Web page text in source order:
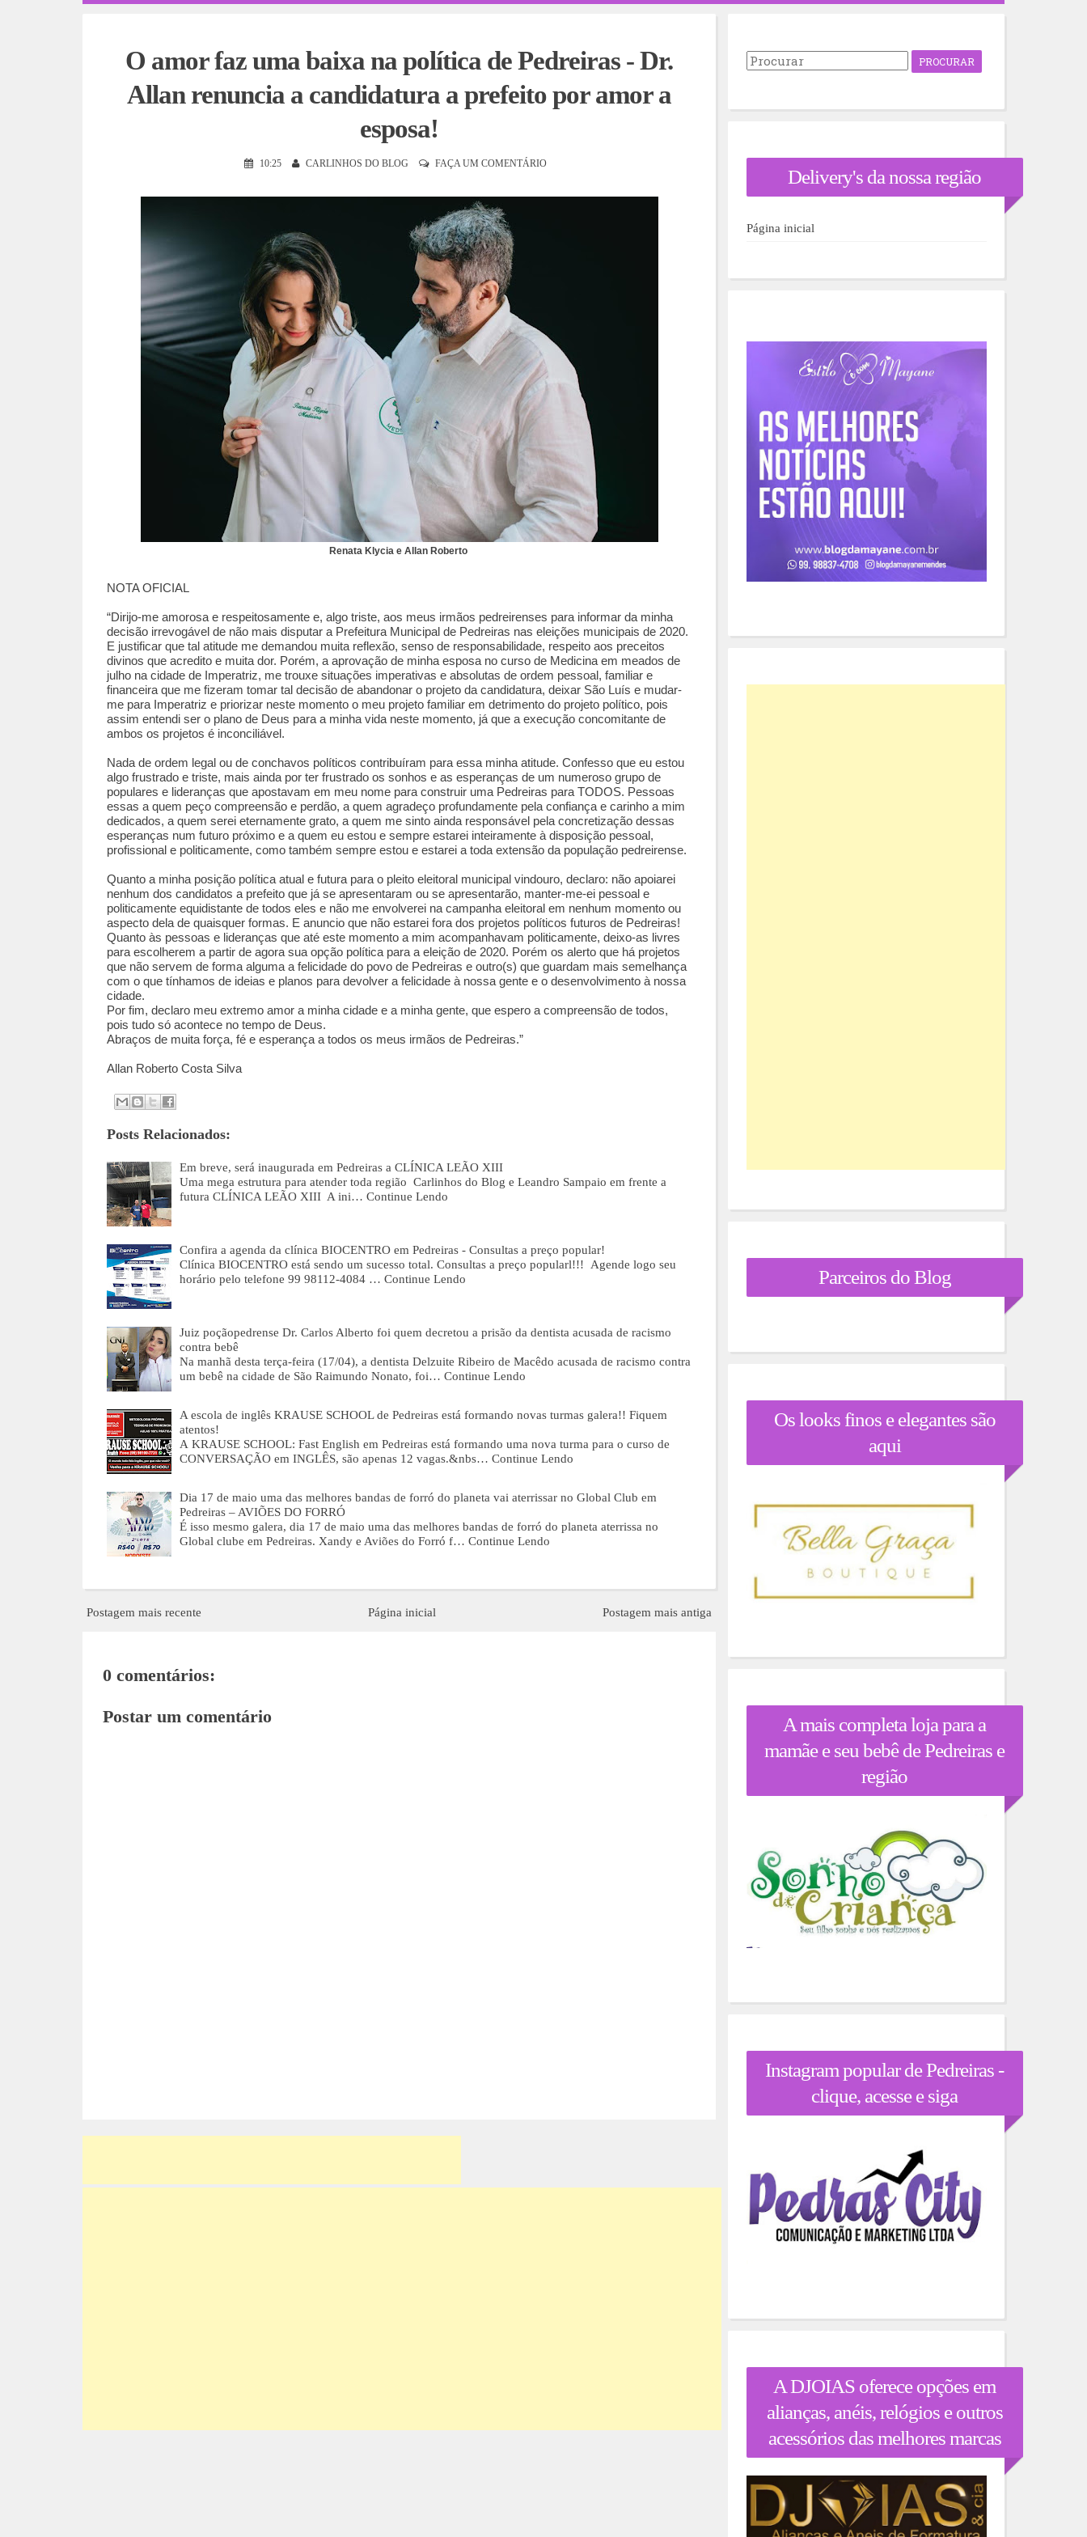
O amor faz uma baixa na política de Pedreiras - Dr.
Allan renuncia a candidatura a prefeito por amor a
esposa!
10:25 CARLINHOS DO BLOG FAÇA UM COMENTÁRIO
Renata Klycia e Allan Roberto
NOTA OFICIAL
“Dirijo-me amorosa e respeitosamente e, algo triste, aos meus irmãos pedreirenses para informar da minha
decisão irrevogável de não mais disputar a Prefeitura Municipal de Pedreiras nas eleições municipais de 2020.
E justificar que tal atitude me demandou muita reflexão, senso de responsabilidade, respeito aos preceitos
divinos que acredito e muita dor. Porém, a aprovação de minha esposa no curso de Medicina em meados de
julho na cidade de Imperatriz, me trouxe situações imperativas e absolutas de ordem pessoal, familiar e
financeira que me fizeram tomar tal decisão de abandonar o projeto da candidatura, deixar São Luís e mudar-
me para Imperatriz e priorizar neste momento o meu projeto familiar em detrimento do projeto político, pois
assim entendi ser o plano de Deus para a minha vida neste momento, já que a execução concomitante de
ambos os projetos é inconciliável.
Nada de ordem legal ou de conchavos políticos contribuíram para essa minha atitude. Confesso que eu estou
algo frustrado e triste, mais ainda por ter frustrado os sonhos e as esperanças de um numeroso grupo de
populares e lideranças que apostavam em meu nome para construir uma Pedreiras para TODOS. Pessoas
essas a quem peço compreensão e perdão, a quem agradeço profundamente pela confiança e carinho a mim
dedicados, a quem serei eternamente grato, a quem me sinto ainda responsável pela concretização dessas
esperanças num futuro próximo e a quem eu estou e sempre estarei inteiramente à disposição pessoal,
profissional e politicamente, como também sempre estou e estarei a toda extensão da população pedreirense.
Quanto a minha posição política atual e futura para o pleito eleitoral municipal vindouro, declaro: não apoiarei
nenhum dos candidatos a prefeito que já se apresentaram ou se apresentarão, manter-me-ei pessoal e
politicamente equidistante de todos eles e não me envolverei na campanha eleitoral em nenhum momento ou
aspecto dela de quaisquer formas. E anuncio que não estarei fora dos projetos políticos futuros de Pedreiras!
Quanto às pessoas e lideranças que até este momento a mim acompanhavam politicamente, deixo-as livres
para escolherem a partir de agora sua opção política para a eleição de 2020. Porém os alerto que há projetos
que não servem de forma alguma a felicidade do povo de Pedreiras e outro(s) que guardam mais semelhança
com o que tínhamos de ideias e planos para devolver a felicidade à nossa gente e o desenvolvimento à nossa
cidade.
Por fim, declaro meu extremo amor a minha cidade e a minha gente, que espero a compreensão de todos,
pois tudo só acontece no tempo de Deus.
Abraços de muita força, fé e esperança a todos os meus irmãos de Pedreiras.”
Allan Roberto Costa Silva
Posts Relacionados:
Em breve, será inaugurada em Pedreiras a CLÍNICA LEÃO XIII
Uma mega estrutura para atender toda região Carlinhos do Blog e Leandro Sampaio em frente a
futura CLÍNICA LEÃO XIII A ini… Continue Lendo
Confira a agenda da clínica BIOCENTRO em Pedreiras - Consultas a preço popular!
Clínica BIOCENTRO está sendo um sucesso total. Consultas a preço popularl!!! Agende logo seu
horário pelo telefone 99 98112-4084 … Continue Lendo
Juiz poçãopedrense Dr. Carlos Alberto foi quem decretou a prisão da dentista acusada de racismo
contra bebê
Na manhã desta terça-feira (17/04), a dentista Delzuite Ribeiro de Macêdo acusada de racismo contra
um bebê na cidade de São Raimundo Nonato, foi… Continue Lendo
A escola de inglês KRAUSE SCHOOL de Pedreiras está formando novas turmas galera!! Fiquem
atentos!
A KRAUSE SCHOOL: Fast English em Pedreiras está formando uma nova turma para o curso de
CONVERSAÇÃO em INGLÊS, são apenas 12 vagas.&nbs… Continue Lendo
Dia 17 de maio uma das melhores bandas de forró do planeta vai aterrissar no Global Club em
Pedreiras – AVIÕES DO FORRÓ
É isso mesmo galera, dia 17 de maio uma das melhores bandas de forró do planeta aterrissa no
Global clube em Pedreiras. Xandy e Aviões do Forró f… Continue Lendo
Postagem mais recente Postagem mais antiga
Página inicial
0 comentários:
Postar um comentário
P
r
r
Delivery's da nossa região
Página inicial
Parceiros do Blog
Os looks finos e elegantes são
aqui
A mais completa loja para a
mamãe e seu bebê de Pedreiras e
região
Instagram popular de Pedreiras -
clique, acesse e siga
A DJOIAS oferece opções em
alianças, anéis, relógios e outros
acessórios das melhores marcas